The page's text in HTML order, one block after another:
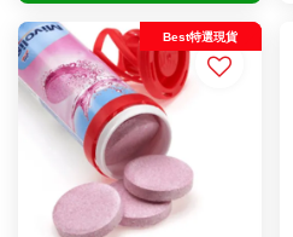
Best特選現貨